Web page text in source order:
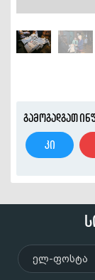
გამოგადგათ
კი